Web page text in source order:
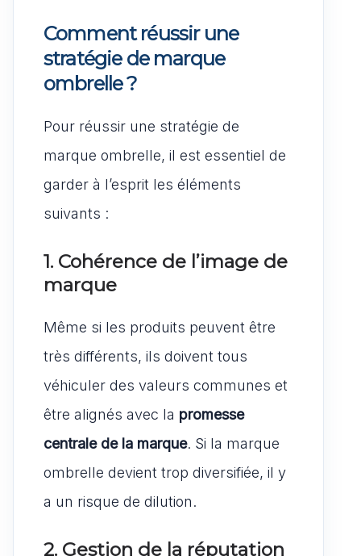
Comment réussir une
stratégie de marque
ombrelle ?
Pour réussir une stratégie de
marque ombrelle, il est essentiel de
garder à l’esprit les éléments
suivants :
1. Cohérence de l’image de
marque
Même si les produits peuvent être
très différents, ils doivent tous
véhiculer des valeurs communes et
être alignés avec la promesse
centrale de la marque. Si la marque
ombrelle devient trop diversifiée, il y
a un risque de dilution.
2. Gestion de la réputation